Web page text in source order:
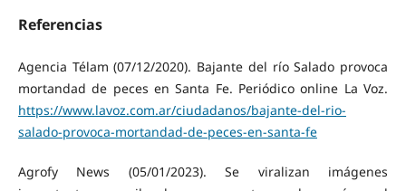
Referencias
Agencia Télam (07/12/2020). Bajante del río Salado provoca
mortandad de peces en Santa Fe. Periódico online La Voz.
https://www.lavoz.com.ar/ciudadanos/bajante-del-rio-
salado-provoca-mortandad-de-peces-en-santa-fe
Agrofy News (05/01/2023). Se viralizan imágenes